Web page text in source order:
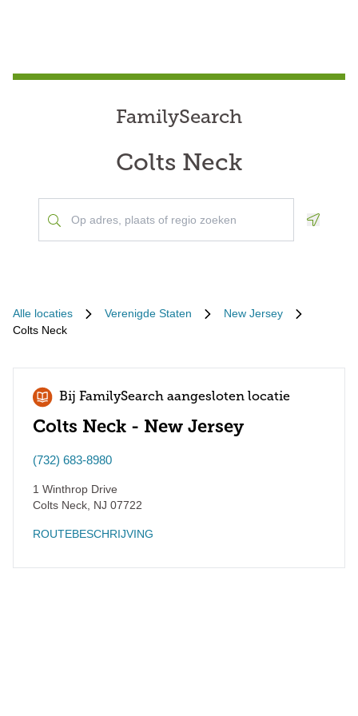
FamilySearch
Colts Neck
Alle locaties Verenigde Staten
New Jersey
Colts Neck
Bij FamilySearch aangesloten locatie
Colts Neck - New Jersey
(732) 683-8980
1 Winthrop Drive
Colts Neck NJ 07722
ROUTEBESCHRIJVING